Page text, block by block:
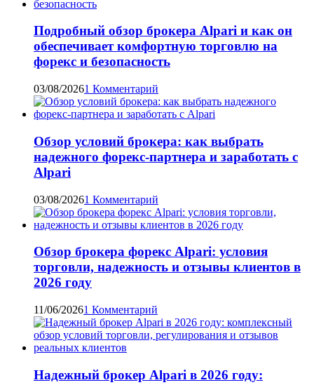
Подробный обзор брокера Alpari и как он
обеспечивает комфортную торговлю на
форекс и безопасность
03/08/20261 Комментарий
Обзор условий брокера: как выбрать
надежного форекс-партнера и заработать с
Alpari
03/08/20261 Комментарий
Обзор брокера форекс Alpari: условия
торговли, надежность и отзывы клиентов в
2026 году
11/06/20261 Комментарий
Надежный брокер Alpari в 2026 году: